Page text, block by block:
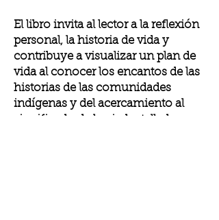
El libro invita al lector a la reflexión
personal, la historia de vida y
contribuye a visualizar un plan de
vida al conocer los encantos de las
historias de las comunidades
indígenas y del acercamiento al
significado de la piedra tallada o